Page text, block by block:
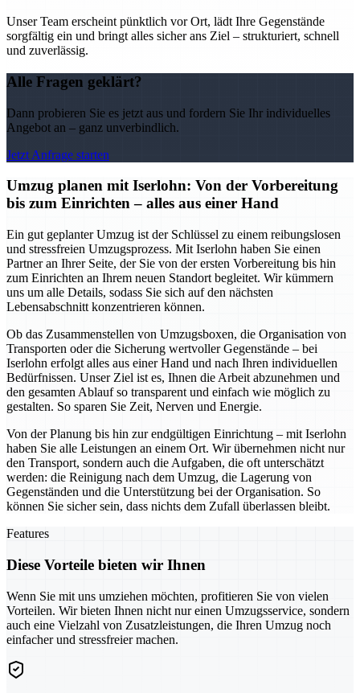
Unser Team erscheint pünktlich vor Ort, lädt Ihre Gegenstände
sorgfältig ein und bringt alles sicher ans Ziel – strukturiert, schnell
und zuverlässig.
Alle Fragen geklärt?
Dann probieren Sie es jetzt aus und fordern Sie Ihr individuelles
Angebot an – ganz unverbindlich.
Jetzt Anfrage starten
Umzug planen mit Iserlohn: Von der Vorbereitung
bis zum Einrichten – alles aus einer Hand
Ein gut geplanter Umzug ist der Schlüssel zu einem reibungslosen
und stressfreien Umzugsprozess. Mit Iserlohn haben Sie einen
Partner an Ihrer Seite, der Sie von der ersten Vorbereitung bis hin
zum Einrichten an Ihrem neuen Standort begleitet. Wir kümmern
uns um alle Details, sodass Sie sich auf den nächsten
Lebensabschnitt konzentrieren können.
Ob das Zusammenstellen von Umzugsboxen, die Organisation von
Transporten oder die Sicherung wertvoller Gegenstände – bei
Iserlohn erfolgt alles aus einer Hand und nach Ihren individuellen
Bedürfnissen. Unser Ziel ist es, Ihnen die Arbeit abzunehmen und
den gesamten Ablauf so transparent und einfach wie möglich zu
gestalten. So sparen Sie Zeit, Nerven und Energie.
Von der Planung bis hin zur endgültigen Einrichtung – mit Iserlohn
haben Sie alle Leistungen an einem Ort. Wir übernehmen nicht nur
den Transport, sondern auch die Aufgaben, die oft unterschätzt
werden: die Reinigung nach dem Umzug, die Lagerung von
Gegenständen und die Unterstützung bei der Organisation. So
können Sie sicher sein, dass nichts dem Zufall überlassen bleibt.
Features
Diese Vorteile bieten wir Ihnen
Wenn Sie mit uns umziehen möchten, profitieren Sie von vielen
Vorteilen. Wir bieten Ihnen nicht nur einen Umzugsservice, sondern
auch eine Vielzahl von Zusatzleistungen, die Ihren Umzug noch
einfacher und stressfreier machen.